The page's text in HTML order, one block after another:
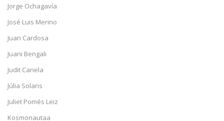
Jorge Ochagavía
José Luis Merino
Juan Cardosa
Juani Bengali
Judit Canela
Júlia Solans
Juliet Pomés Leiz
Kosmonautaa